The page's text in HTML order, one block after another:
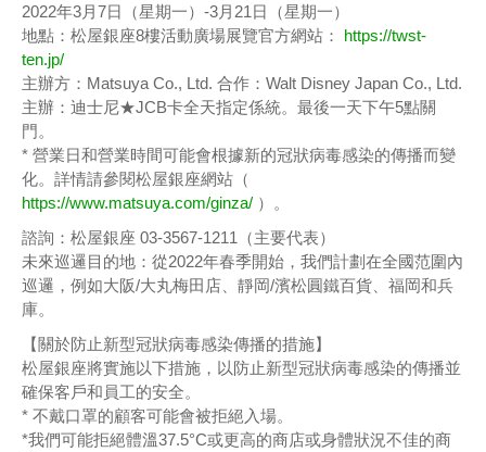
2022年3月7日（星期一）-3月21日（星期一）
地點：松屋銀座8樓活動廣場展覽官方網站： https://twst-
ten.jp/
主辦方：Matsuya Co., Ltd. 合作：Walt Disney Japan Co., Ltd.
主辦：迪士尼★JCB卡全天指定係統。最後一天下午5點關
門。
* 營業日和營業時間可能會根據新的冠狀病毒感染的傳播而變
化。詳情請參閱松屋銀座網站（
https://www.matsuya.com/ginza/ ）。
諮詢：松屋銀座 03-3567-1211（主要代表）
未來巡邏目的地：從2022年春季開始，我們計劃在全國范圍內
巡邏，例如大阪/大丸梅田店、靜岡/濱松圓鐵百貨、福岡和兵
庫。
【關於防止新型冠狀病毒感染傳播的措施】
松屋銀座將實施以下措施，以防止新型冠狀病毒感染的傳播並
確保客戶和員工的安全。
* 不戴口罩的顧客可能會被拒絕入場。
*我們可能拒絕體溫37.5°C或更高的商店或身體狀況不佳的商